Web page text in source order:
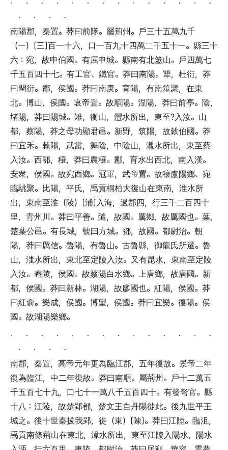
． ． ． ．
南陽郡， 秦置。 莽曰前隊。 屬荊州 。 戶三十五萬九千
（一）〔三〕百一十六， 口一百九十四萬二千五十一。 縣三十
六 ： 宛， 故申伯國。 有屈申城。 縣南有北筮山。 戶四萬七
千五百四十七。 有工官、 鐵官。 莽曰南陽。 犨， 杜衍， 莽
曰閏衍。 酇， 侯國。 莽曰南庚。 育陽， 有南筮聚， 在東
北。 博山， 侯國。 哀帝置。 故順陽。 涅陽， 莽曰前亭。 陰，
堵陽， 莽曰陽城。 雉， 衡山， 灃水所出， 東至?入汝。 山
都， 蔡陽， 莽之母功顯君邑。 新野， 筑陽， 故穀伯國。 莽
曰宜禾。 棘陽， 武當， 舞陰， 中陰山， 瀙水所出， 東至蔡
入汝。 西鄂， 穰， 莽曰農穰。 酈， 育水出西北， 南入漢。
安衆， 侯國。 故宛西鄉。 冠軍， 武帝置。 故穰盧陽鄉、 宛
臨駣聚。 比陽， 平氏， 禹貢桐柏大復山在東南， 淮水所
出， 東南至淮 （陵）〔浦〕 入海， 過郡四， 行三千二百四十
里， 青州川 。 莽曰平善。 隨， 故國。 厲鄉， 故厲國也。 葉，
楚葉公邑。 有長城， 號曰方城。 鄧， 故國。 都尉治。 朝
陽， 莽曰厲信。 魯陽， 有魯山。 古魯縣， 御龍氏所遷。 魯
山， 滍水所出， 東北至定陵入汝。 又有昆水， 東南至定陵
入汝。 舂陵， 侯國。 故蔡陽白水鄉。 上唐鄉， 故唐國。 新
都， 侯國。 莽曰新林。 湖陽， 故廖國也。 紅陽， 侯國。 莽
曰紅俞。 樂成， 侯國。 博望， 侯國。 莽曰宜樂。 復陽。 侯
國。 故湖陽樂鄉。
． ． ． ． ． ． ． ． ． ． ． ． ． ．
． ． ． ．
南郡， 秦置， 高帝元年更為臨江郡， 五年復故。 景帝二年
復為臨江， 中二年復故。 莽曰南順。 屬荊州 。 戶十二萬五
千五百七十九， 口七十一萬八千五百四十。 有發弩官。 縣
十八 ： 江陵， 故楚郢都， 楚文王自丹陽徙此。 後九世平王
城之。 後十世秦拔我郢， 徙 （東）〔陳〕。 莽曰江陸。 臨沮，
禹貢南條荊山在東北， 漳水所出， 東至江陵入陽水， 陽水